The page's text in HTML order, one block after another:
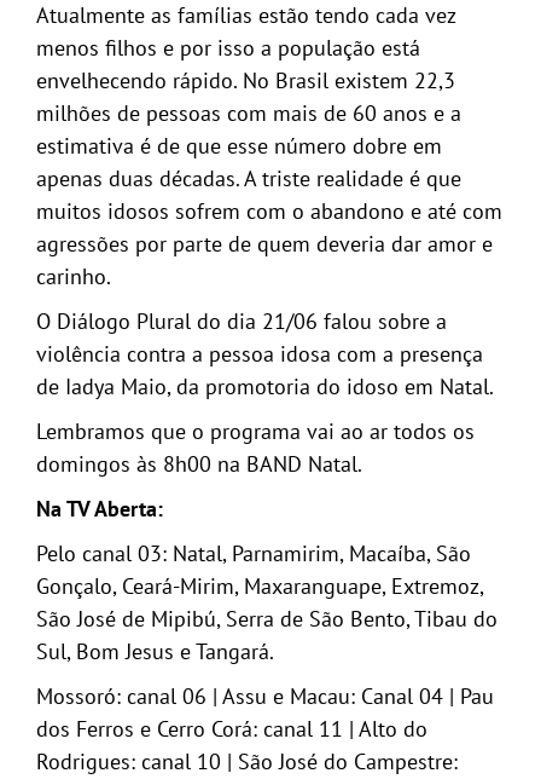
GREVE
DOCUMENTOS
GALERIA
Atualmente as famílias estão tendo cada vez
menos filhos e por isso a população está
envelhecendo rápido. No Brasil existem 22,3
milhões de pessoas com mais de 60 anos e a
estimativa é de que esse número dobre em
apenas duas décadas. A triste realidade é que
muitos idosos sofrem com o abandono e até com
agressões por parte de quem deveria dar amor e
carinho.
O Diálogo Plural do dia 21/06 falou sobre a
violência contra a pessoa idosa com a presença
de Iadya Maio, da promotoria do idoso em Natal.
Lembramos que o programa vai ao ar todos os
domingos às 8h00 na BAND Natal.
Na TV Aberta:
Pelo canal 03: Natal, Parnamirim, Macaíba, São
Gonçalo, Ceará-Mirim, Maxaranguape, Extremoz,
São José de Mipibú, Serra de São Bento, Tibau do
Sul, Bom Jesus e Tangará.
Mossoró: canal 06 | Assu e Macau: Canal 04 | Pau
dos Ferros e Cerro Corá: canal 11 | Alto do
Rodrigues: canal 10 | São José do Campestre: